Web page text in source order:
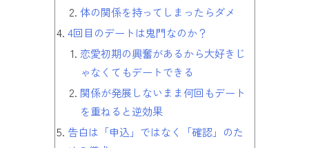
体の関係を持ってしまったらダメ
4回目のデートは鬼門なのか？
恋愛初期の興奮があるから大好きじ
ゃなくてもデートできる
関係が発展しないまま何回もデート
を重ねると逆効果
告白は「申込」ではなく「確認」のた